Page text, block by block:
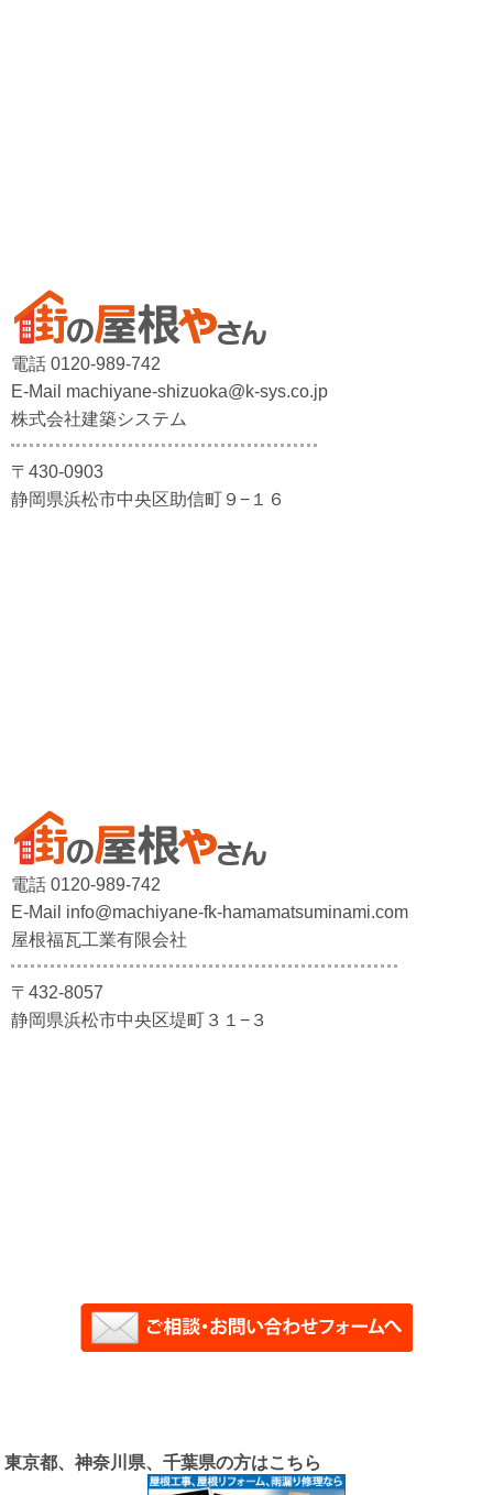
電話 0120-989-742
E-Mail machiyane-shizuoka@k-sys.co.jp
株式会社建築システム
〒430-0903
静岡県浜松市中央区助信町９−１６
電話 0120-989-742
E-Mail info@machiyane-fk-hamamatsuminami.com
屋根福瓦工業有限会社
〒432-8057
静岡県浜松市中央区堤町３１−３
東京都、神奈川県、千葉県の方はこちら